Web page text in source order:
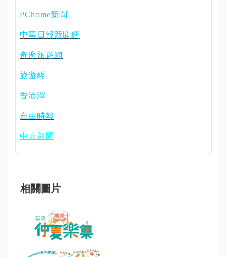
PChome新聞
中華日報新聞網
奇摩旅遊網
旅遊經
香港灣
自由時報
中嘉新聞
相關圖片